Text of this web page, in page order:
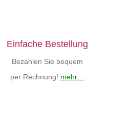
Einfache Bestellung
Bezahlen Sie bequem
per Rechnung! mehr…